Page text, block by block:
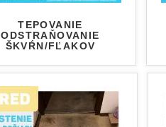
TEPOVANIE
ODSTRAŇOVANIE
ŠKVŔN/FĽAKOV